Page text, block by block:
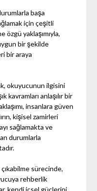
başa
için çeşitli
özgü yaklaşımıyla,
bir şekilde
bir araya
okuyucunun ilgisini
kavramları anlaşılır bir
insanlara güven
kişisel zamirleri
sağlamakta ve
durumlarla
sürecinde,
rehberlik
kendi içsel güçlerini